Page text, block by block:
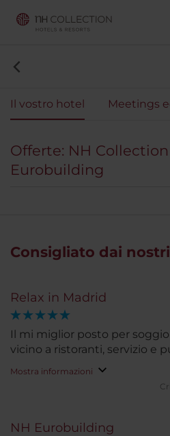
Il vostro hotel Meetings
Offerte: NH
Eurobuilding
Consigliato dai
Relax in Madrid
Il mi miglior posto per
vicino a ristoranti, servizio e
Mostra informazioni
NH Eurobuilding